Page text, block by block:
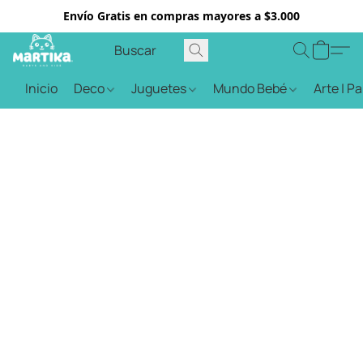
Envío Gratis en compras mayores a $3.000
Inicio Deco Juguetes Mundo Bebé Arte |